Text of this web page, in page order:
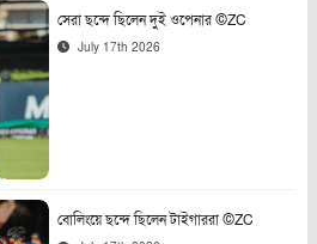
সেরা ছন্দে ছিলেন দুই ওপেনার ©ZC
July 17th 2026
বোলিংয়ে ছন্দে ছিলেন টাইগাররা ©ZC